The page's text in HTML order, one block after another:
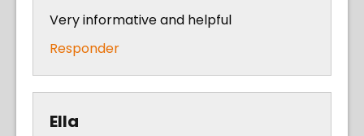
Very informative and helpful
Responder
Ella